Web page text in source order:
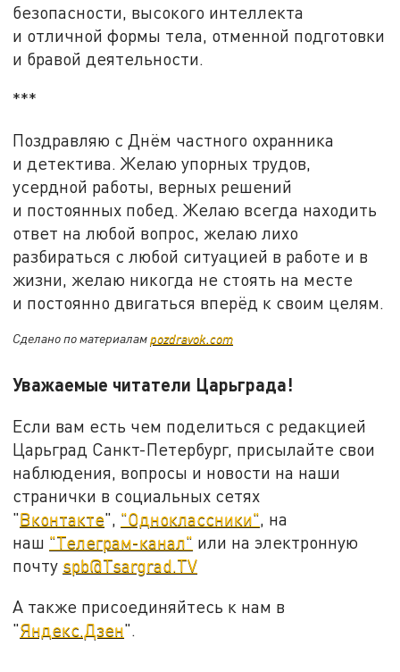
безопасности, высокого интеллекта
и отличной формы тела, отменной подготовки
и бравой деятельности.
***
Поздравляю с Днём частного охранника
и детектива. Желаю упорных трудов,
усердной работы, верных решений
и постоянных побед. Желаю всегда находить
ответ на любой вопрос, желаю лихо
разбираться с любой ситуацией в работе и в
жизни, желаю никогда не стоять на месте
и постоянно двигаться вперёд к своим целям.
Сделано по материаламpozdravok.com
Уважаемые читатели Царьграда!
Если вам есть чем поделиться с редакцией
Царьград Санкт-Петербург, присылайте свои
наблюдения, вопросы и новости на наши
странички в социальных сетях
"Вконтакте", "Одноклассники", на
наш "Телеграм-канал" или на электронную
почту spb@Tsargrad.TV
А также присоединяйтесь к нам в
"Яндекс.Дзен".